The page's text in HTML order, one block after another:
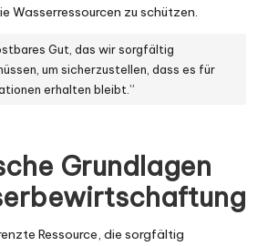
Wasserressourcen zu schützen.
Gut, das wir sorgfältig
um sicherzustellen, dass es für
erhalten bleibt.”
Grundlagen
Ressource, die sorgfältig